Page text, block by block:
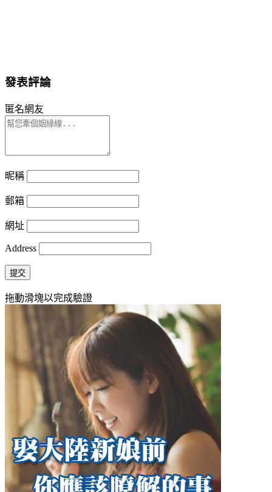
發表評論
匿名網友
昵稱
郵箱
網址
Address
提交
拖動滑塊以完成驗證